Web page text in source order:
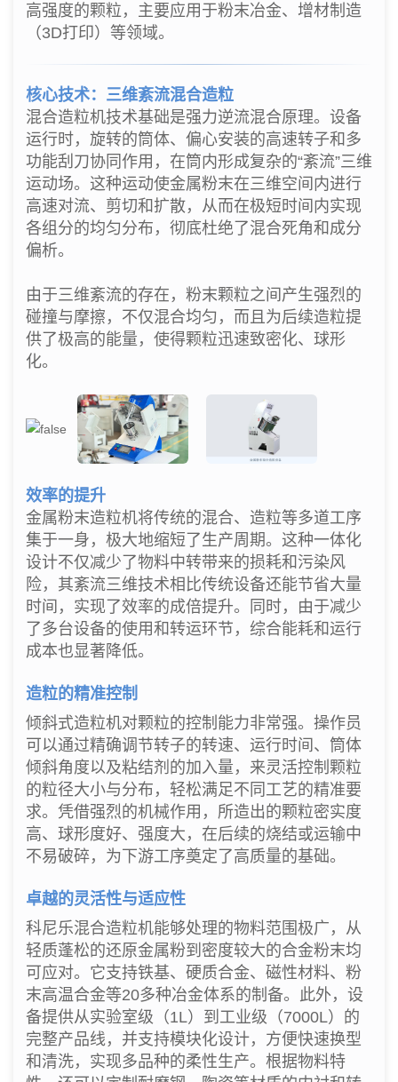
高强度的颗粒，主要应用于粉末冶金、增材制造
（3D打印）等领域。
核心技术：三维紊流混合造粒
混合造粒机技术基础是强力逆流混合原理。设备
运行时，旋转的筒体、偏心安装的高速转子和多
功能刮刀协同作用，在筒内形成复杂的“紊流”三维
运动场。这种运动使金属粉末在三维空间内进行
高速对流、剪切和扩散，从而在极短时间内实现
各组分的均匀分布，彻底杜绝了混合死角和成分
偏析。
由于三维紊流的存在，粉末颗粒之间产生强烈的
碰撞与摩擦，不仅混合均匀，而且为后续造粒提
供了极高的能量，使得颗粒迅速致密化、球形
化。
效率的提升
金属粉末造粒机将传统的混合、造粒等多道工序
集于一身，极大地缩短了生产周期。这种一体化
设计不仅减少了物料中转带来的损耗和污染风
险，其紊流三维技术相比传统设备还能节省大量
时间，实现了效率的成倍提升。同时，由于减少
了多台设备的使用和转运环节，综合能耗和运行
成本也显著降低。
造粒的精准控制
倾斜式造粒机对颗粒的控制能力非常强。操作员
可以通过精确调节转子的转速、运行时间、筒体
倾斜角度以及粘结剂的加入量，来灵活控制颗粒
的粒径大小与分布，轻松满足不同工艺的精准要
求。凭借强烈的机械作用，所造出的颗粒密实度
高、球形度好、强度大，在后续的烧结或运输中
不易破碎，为下游工序奠定了高质量的基础。
卓越的灵活性与适应性
科尼乐混合造粒机能够处理的物料范围极广，从
轻质蓬松的还原金属粉到密度较大的合金粉末均
可应对。它支持铁基、硬质合金、磁性材料、粉
末高温合金等20多种冶金体系的制备。此外，设
备提供从实验室级（1L）到工业级（7000L）的
完整产品线，并支持模块化设计，方便快速换型
和清洗，实现多品种的柔性生产。根据物料特